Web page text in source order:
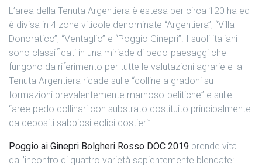
L’area della Tenuta Argentiera è estesa per circa 120 ha ed
è divisa in 4 zone viticole denominate “Argentiera”, “Villa
Donoratico”, “Ventaglio” e “Poggio Ginepri”. I suoli italiani
sono classificati in una miriade di pedo-paesaggi che
fungono da riferimento per tutte le valutazioni agrarie e la
Tenuta Argentiera ricade sulle “colline a gradoni su
formazioni prevalentemente marnoso-pelitiche” e sulle
“aree pedo collinari con substrato costituito principalmente
da depositi sabbiosi eolici costieri”.
Poggio ai Ginepri Bolgheri Rosso DOC 2019 prende vita
dall’incontro di quattro varietà sapientemente blendate: